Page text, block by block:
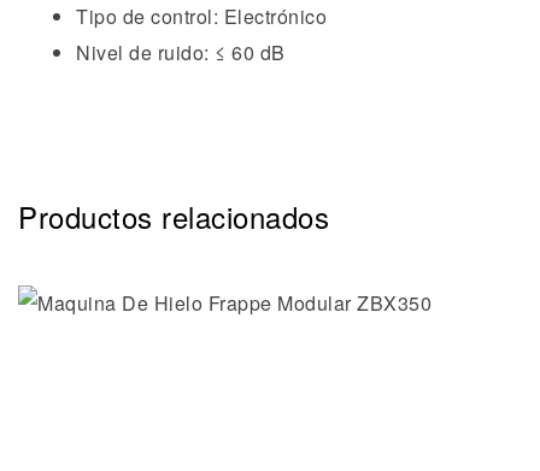
Tipo de control: Electrónico
Nivel de ruido: ≤ 60 dB
Productos relacionados